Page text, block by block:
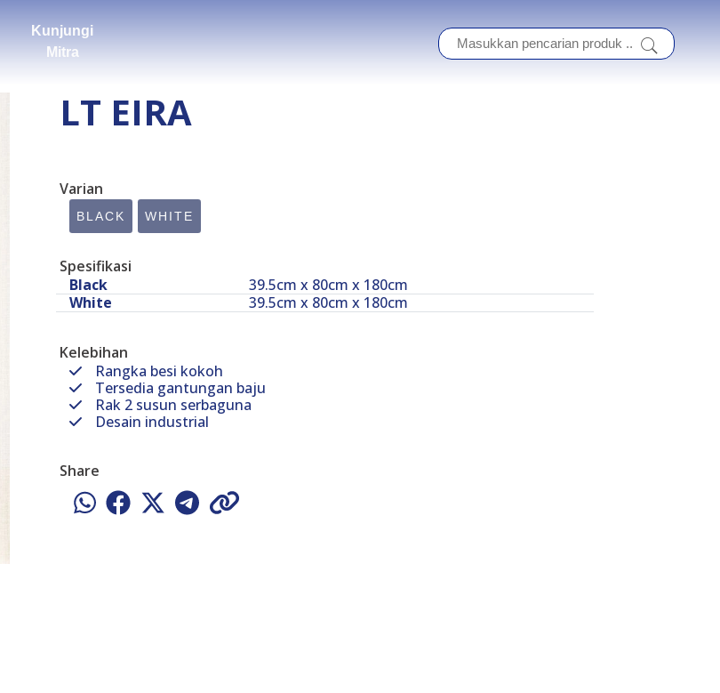
Kunjungi
Mitra
LT EIRA
Varian
BLACK WHITE
Spesifikasi
Black
39.5cm x 80cm x 180cm
White
39.5cm x 80cm x 180cm
Kelebihan
Rangka besi kokoh
Tersedia gantungan baju
Rak 2 susun serbaguna
Desain industrial
Share